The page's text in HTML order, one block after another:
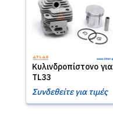
Κυλινδροπίστονο για
TL33
Συνδεθείτε για τιμές